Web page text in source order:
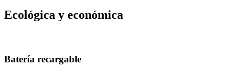
Ecológica y económica
Batería recargable